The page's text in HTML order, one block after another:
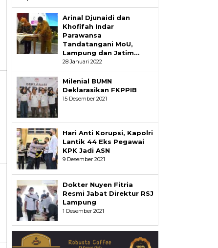
Arinal Djunaidi dan
Khofifah Indar
Parawansa
Tandatangani MoU,
Lampung dan Jatim…
28 Januari 2022
Milenial BUMN
Deklarasikan FKPPIB
15 Desember 2021
Hari Anti Korupsi, Kapolri
Lantik 44 Eks Pegawai
KPK Jadi ASN
9 Desember 2021
Dokter Nuyen Fitria
Resmi Jabat Direktur RSJ
Lampung
1 Desember 2021